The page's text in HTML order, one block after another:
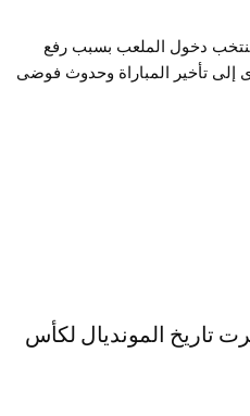
دخول الملعب بسبب رفع
إلى تأخير المباراة وحدوث فوضى
تاريخ المونديال لكأس